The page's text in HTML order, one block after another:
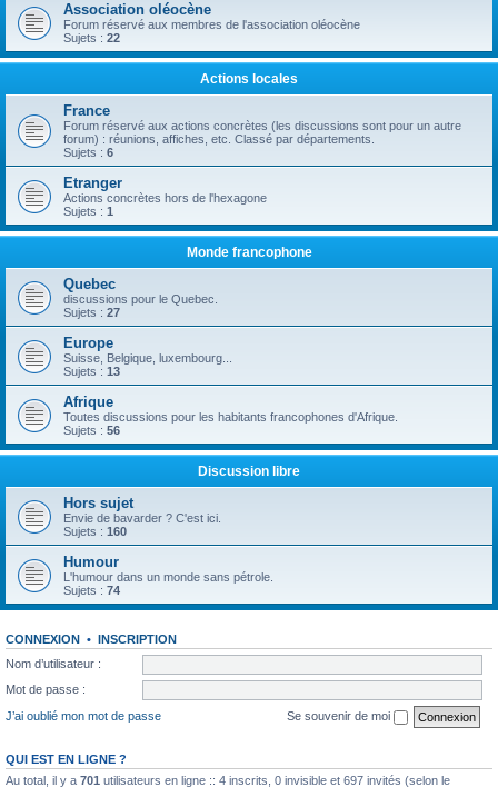
Association oléocène
Forum réservé aux membres de l'association oléocène
Sujets : 22
Actions locales
France
Forum réservé aux actions concrètes (les discussions sont pour un autre
forum) : réunions, affiches, etc. Classé par départements.
Sujets : 6
Etranger
Actions concrètes hors de l'hexagone
Sujets : 1
Monde francophone
Quebec
discussions pour le Quebec.
Sujets : 27
Europe
Suisse, Belgique, luxembourg...
Sujets : 13
Afrique
Toutes discussions pour les habitants francophones d'Afrique.
Sujets : 56
Discussion libre
Hors sujet
Envie de bavarder ? C'est ici.
Sujets : 160
Humour
L'humour dans un monde sans pétrole.
Sujets : 74
CONNEXION • INSCRIPTION
Nom d’utilisateur :
Mot de passe :
J’ai oublié mon mot de passe
Se souvenir de moi
QUI EST EN LIGNE ?
Au total, il y a 701 utilisateurs en ligne :: 4 inscrits, 0 invisible et 697 invités (selon le